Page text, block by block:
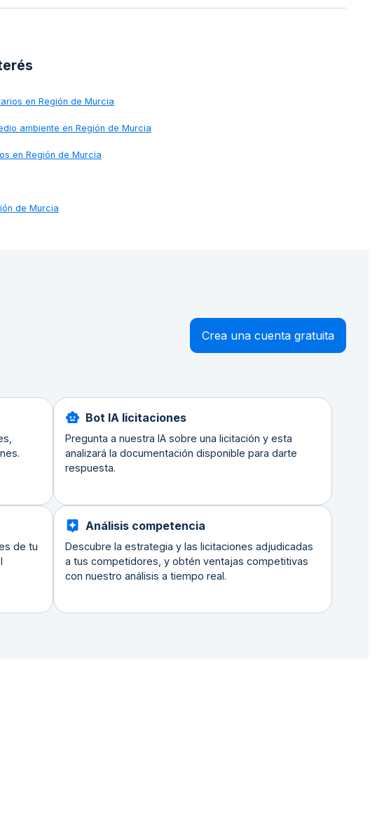
en Región de Murcia
ambiente en Región de Murcia
en Región de Murcia
de Murcia
Crea una cuenta gratuita
Bot IA licitaciones
Pregunta a nuestra IA sobre una licitación y esta
analizará la documentación disponible para darte
respuesta.
de tu
Análisis competencia
Descubre la estrategia y las licitaciones adjudicadas
a tus competidores, y obtén ventajas competitivas
con nuestro análisis a tiempo real.